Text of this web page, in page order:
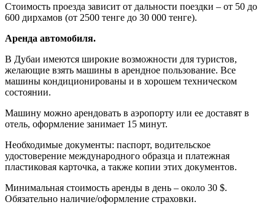
Стоимость проезда зависит от дальности поездки – от 50 до
600 дирхамов (от 2500 тенге до 30 000 тенге).
Аренда автомобиля.
В Дубаи имеются широкие возможности для туристов,
желающие взять машины в арендное пользование. Все
машины кондиционированы и в хорошем техническом
состоянии.
Машину можно арендовать в аэропорту или ее доставят в
отель, оформление занимает 15 минут.
Необходимые документы: паспорт, водительское
удостоверение международного образца и платежная
пластиковая карточка, а также копии этих документов.
Минимальная стоимость аренды в день – около 30 $.
Обязательно наличие/оформление страховки.